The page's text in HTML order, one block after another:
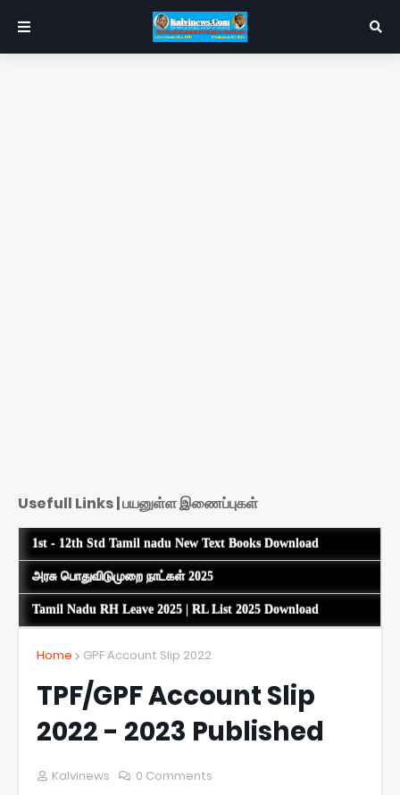
Usefull Links | பயனுள்ள இணைப்புகள்
1st - 12th Std Tamil nadu New Text Books Download
அரசு பொதுவிடுமுறை நாட்கள் 2025
Tamil Nadu RH Leave 2025 | RL List 2025 Download
Home GPF Account Slip 2022
TPF/GPF Account Slip
2022 - 2023 Published
Kalvinews 0 Comments